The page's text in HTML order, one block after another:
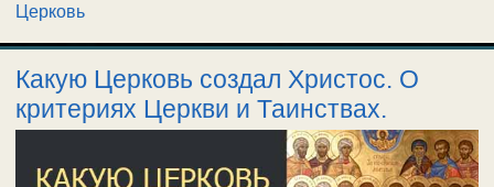
Церковь
Какую Церковь создал Христос. О
критериях Церкви и Таинствах.